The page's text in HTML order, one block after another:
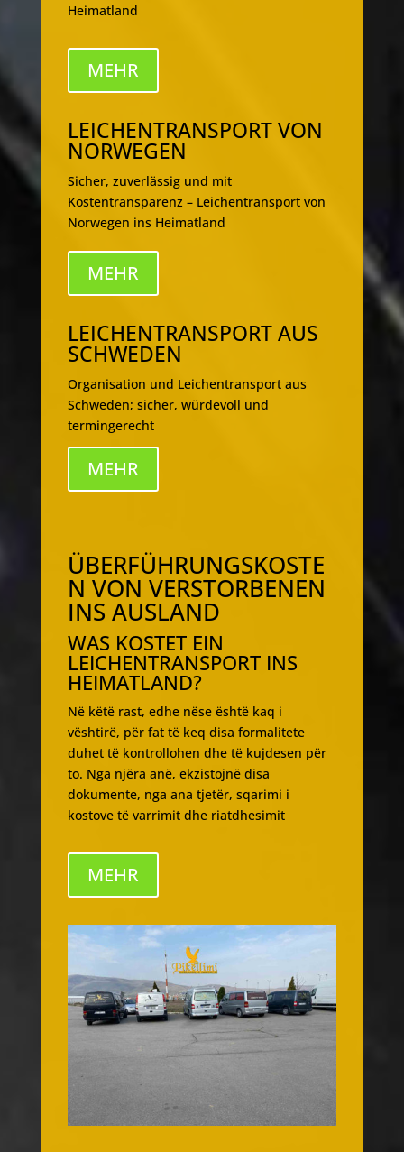
Heimatland
MEHR
LEICHENTRANSPORT VON
NORWEGEN
Sicher, zuverlässig und mit
Kostentransparenz – Leichentransport von
Norwegen ins Heimatland
MEHR
LEICHENTRANSPORT AUS
SCHWEDEN
Organisation und Leichentransport aus
Schweden; sicher, würdevoll und
termingerecht
MEHR
ÜBERFÜHRUNGSKOSTE
N VON VERSTORBENEN
INS AUSLAND
WAS KOSTET EIN
LEICHENTRANSPORT INS
HEIMATLAND?
Në këtë rast, edhe nëse është kaq i
vështirë, për fat të keq disa formalitete
duhet të kontrollohen dhe të kujdesen për
to. Nga njëra anë, ekzistojnë disa
dokumente, nga ana tjetër, sqarimi i
kostove të varrimit dhe riatdhesimit
MEHR